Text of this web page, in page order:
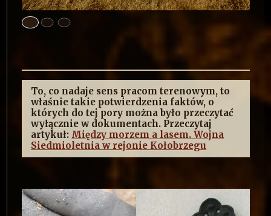
To, co nadaje sens pracom terenowym, to
właśnie takie potwierdzenia faktów, o
których do tej pory można było przeczytać
wyłącznie w dokumentach. Przeczytaj
artykuł: Między morzem a lasem. Wojna
Siedmioletnia w rejonie Kołobrzegu